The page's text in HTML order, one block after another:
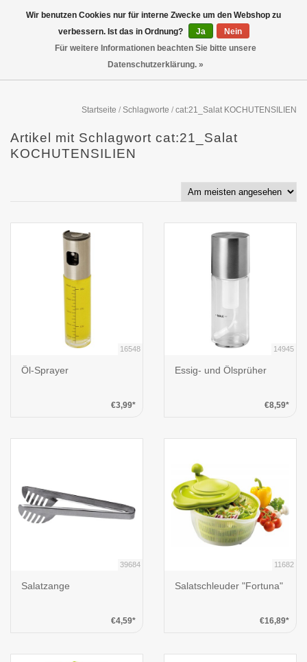
Startseite / Schlagworte / cat:21_Salat KOCHUTENSILIEN
Artikel mit Schlagwort cat:21_Salat
KOCHUTENSILIEN
16548
Öl-Sprayer
€3,99*
14945
Essig- und Ölsprüher
€8,59*
39684
Salatzange
€4,59*
11682
Salatschleuder "Fortuna"
€16,89*
Wir benutzen Cookies nur für interne Zwecke um den Webshop zu
verbessern. Ist das in Ordnung?
Ja
Nein
Für weitere Informationen beachten Sie bitte unsere
Datenschutzerklärung. »